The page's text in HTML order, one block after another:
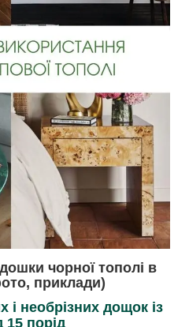
дошки чорної тополі в
приклади)
і необрізних дощок із
15 порід